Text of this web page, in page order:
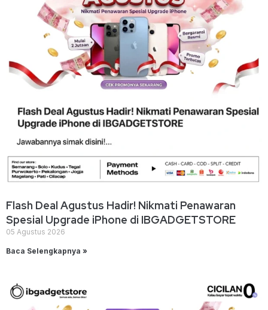
Flash Deal Agustus Hadir! Nikmati Penawaran
Spesial Upgrade iPhone di IBGADGETSTORE
05 Agustus 2026
Baca Selengkapnya »